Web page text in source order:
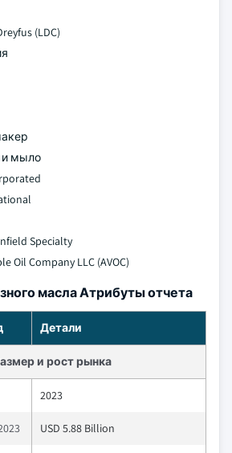
(LDC)
и мыло
Specialty
Oil Company LLC (AVOC)
масла Атрибуты отчета
Детали
и рост рынка
2023
USD 5.88 Billion